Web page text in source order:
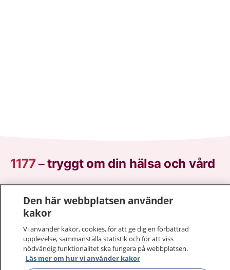
1177–tryggt om din hälsa och vård
På 1177.se får du råd om hälsa och information om
sjukdomar och vilka mottagningar du kan kontakta.
Logga in för att läsa din journal och göra dina
vårdärenden. Ring telefonnummer 1177 för
sjukvårdsrådgivning dygnet runt.
1177 ger dig råd när du vill må bättre.
Den här webbplatsen använder
kakor
Vi använder kakor, cookies, för att ge dig en förbättrad
upplevelse, sammanställa statistik och för att viss
nödvändig funktionalitet ska fungera på webbplatsen.
Läs mer om hur vi använder kakor